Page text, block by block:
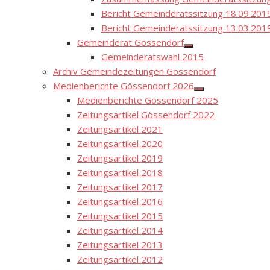
Bericht Gemeinderatssitzung
Bericht Gemeinderatssitzung
Gemeinderat Gössendorf
Show
sub
menu
Gemeinderatswahl 2015
Archiv Gemeindezeitungen Gössendorf
Medienberichte Gössendorf 2026
Show
sub
menu
Medienberichte Gössendorf 2025
Zeitungsartikel Gössendorf 2022
Zeitungsartikel 2021
Zeitungsartikel 2020
Zeitungsartikel 2019
Zeitungsartikel 2018
Zeitungsartikel 2017
Zeitungsartikel 2016
Zeitungsartikel 2015
Zeitungsartikel 2014
Zeitungsartikel 2013
Zeitungsartikel 2012